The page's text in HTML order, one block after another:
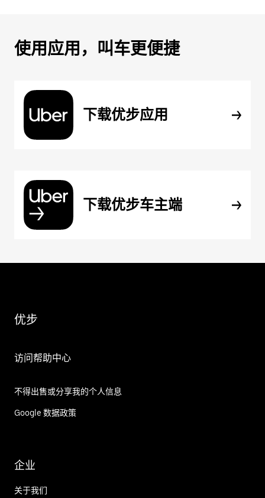
使用应用，叫车更便捷
下载优步应用
下载优步车主端
优步
访问帮助中心
不得出售或分享我的个人信息
Google 数据政策
企业
关于我们